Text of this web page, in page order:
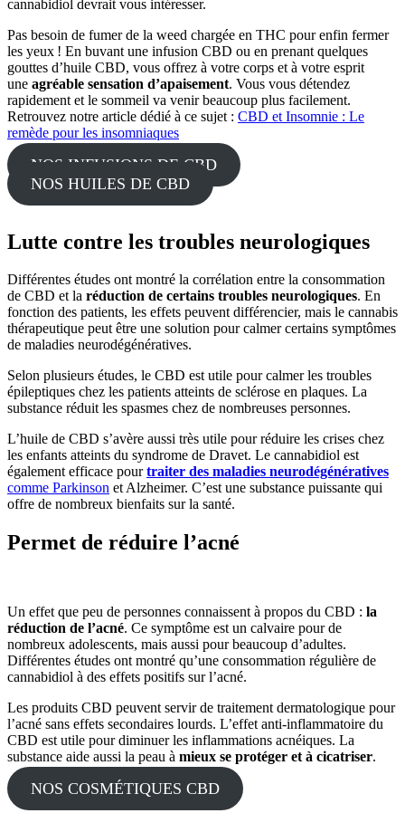
cannabidiol devrait vous intéresser.
Pas besoin de fumer de la weed chargée en THC pour enfin fermer
les yeux ! En buvant une infusion CBD ou en prenant quelques
gouttes d’huile CBD, vous offrez à votre corps et à votre esprit
une agréable sensation d’apaisement. Vous vous détendez
rapidement et le sommeil va venir beaucoup plus facilement.
Retrouvez notre article dédié à ce sujet : CBD et Insomnie : Le
remède pour les insomniaques
NOS INFUSIONS DE CBD
NOS HUILES DE CBD
Lutte contre les troubles neurologiques
Différentes études ont montré la corrélation entre la consommation
de CBD et la réduction de certains troubles neurologiques. En
fonction des patients, les effets peuvent différencier, mais le cannabis
thérapeutique peut être une solution pour calmer certains symptômes
de maladies neurodégénératives.
Selon plusieurs études, le CBD est utile pour calmer les troubles
épileptiques chez les patients atteints de sclérose en plaques. La
substance réduit les spasmes chez de nombreuses personnes.
L’huile de CBD s’avère aussi très utile pour réduire les crises chez
les enfants atteints du syndrome de Dravet. Le cannabidiol est
également efficace pourtraiter des maladies neurodégénératives
comme Parkinson et Alzheimer. C’est une substance puissante qui
offre de nombreux bienfaits sur la santé.
Permet de réduire l’acné
Un effet que peu de personnes connaissent à propos du CBD : la
réduction de l’acné. Ce symptôme est un calvaire pour de
nombreux adolescents, mais aussi pour beaucoup d’adultes.
Différentes études ont montré qu’une consommation régulière de
cannabidiol à des effets positifs sur l’acné.
Les produits CBD peuvent servir de traitement dermatologique pour
l’acné sans effets secondaires lourds. L’effet anti-inflammatoire du
CBD est utile pour diminuer les inflammations acnéiques. La
substance aide aussi la peau à mieux se protéger et à cicatriser.
NOS COSMÉTIQUES CBD